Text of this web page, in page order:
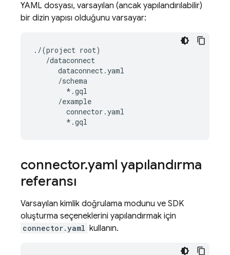
YAML dosyası, varsayılan (ancak yapılandırılabilir)
bir dizin yapısı olduğunu varsayar:
./(project root)
   /dataconnect
      dataconnect.yaml
      /schema
        *.gql
      /example
        connector.yaml
connector.yaml yapılandırma
referansı
Varsayılan kimlik doğrulama modunu ve SDK
oluşturma seçeneklerini yapılandırmak için
connector.yaml kullanın.